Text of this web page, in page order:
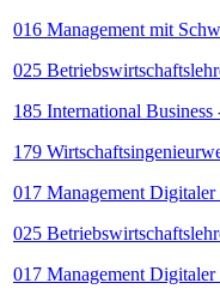
016 Management mit
025
185 International
179
017 Management
025
017 Management